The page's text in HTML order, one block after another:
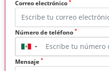
Correo electrónico *
Número de teléfono *
▼
Mensaje *